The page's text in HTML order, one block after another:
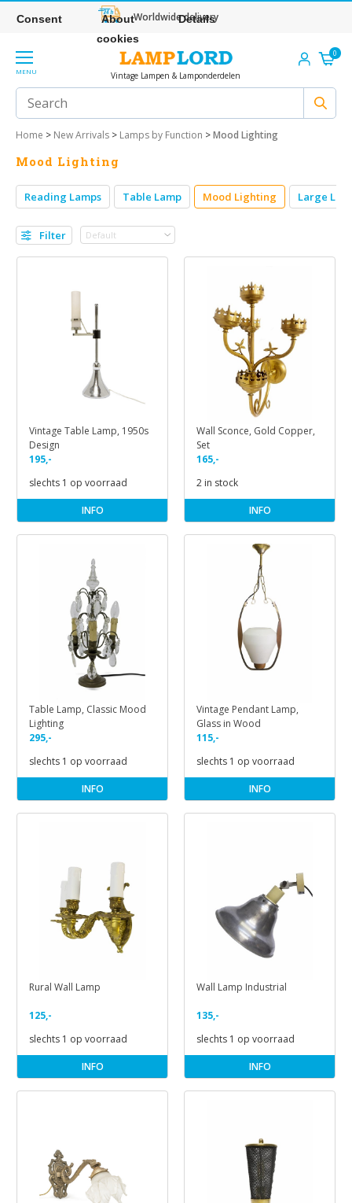
Worldwide delivery
MENU Vintage Lampen & Lamponderdelen
0
Home > New Arrivals > Lamps by Function >Mood Lighting
Mood Lighting
Reading Lamps Table Lamp Mood Lighting Large
Filter
Vintage Table Lamp, 1950s
Design
195,-
slechts 1 op voorraad
INFO
Wall Sconce, Gold Copper,
Set
165,-
2 in stock
INFO
Table Lamp, Classic Mood
Lighting
295,-
slechts 1 op voorraad
INFO
Vintage Pendant Lamp,
Glass in Wood
115,-
slechts 1 op voorraad
INFO
Rural Wall Lamp
125,-
slechts 1 op voorraad
INFO
Wall Lamp Industrial
135,-
slechts 1 op voorraad
INFO
Consent
About
cookies
Details